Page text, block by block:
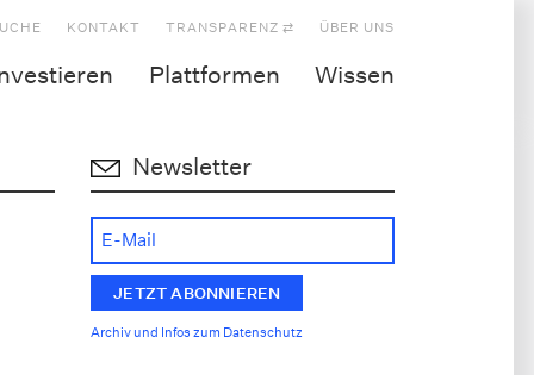
KONTAKT TRANSPARENZ ⇄ ÜBER UNS
Plattformen Wissen
Newsletter
Archiv und Infos zum Datenschutz